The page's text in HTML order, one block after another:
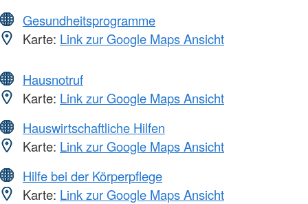
Gesundheitsprogramme
Karte: Link zur Google Maps Ansicht
Hausnotruf
Karte: Link zur Google Maps Ansicht
Hauswirtschaftliche Hilfen
Karte: Link zur Google Maps Ansicht
Hilfe bei der Körperpflege
Karte: Link zur Google Maps Ansicht